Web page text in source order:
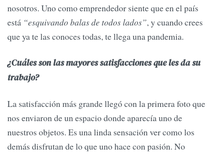
nosotros. Uno como emprendedor siente que en el país
está “esquivando balas de todos lados”, y cuando crees
que ya te las conoces todas, te llega una pandemia.
¿Cuáles son las mayores satisfacciones que les da su
trabajo?
La satisfacción más grande llegó con la primera foto que
nos enviaron de un espacio donde aparecía uno de
nuestros objetos. Es una linda sensación ver como los
demás disfrutan de lo que uno hace con pasión. No